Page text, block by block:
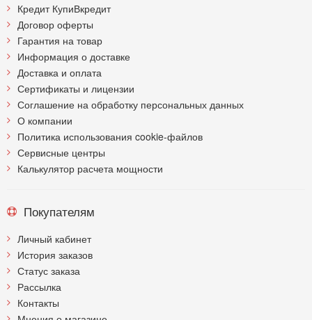
Кредит КупиВкредит
Договор оферты
Гарантия на товар
Информация о доставке
Доставка и оплата
Сертификаты и лицензии
Соглашение на обработку персональных данных
О компании
Политика использования cookie-файлов
Сервисные центры
Калькулятор расчета мощности
Покупателям
Личный кабинет
История заказов
Статус заказа
Рассылка
Контакты